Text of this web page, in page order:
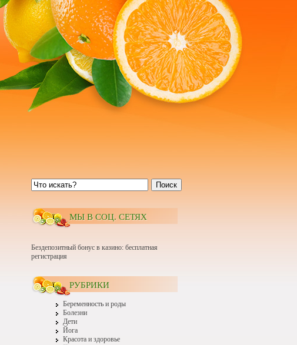
Поиск
МЫ В СОЦ. СЕТЯХ
Бездепозитный бонус в казино: бесплатная
регистрация
РУБРИКИ
Беременность и роды
Болезни
Дети
Йога
Красота и здоровье